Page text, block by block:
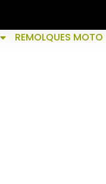
REMOLQUES MOTO